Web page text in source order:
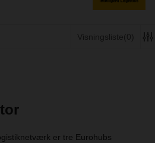
Visningsliste(0)
er tre Eurohubs